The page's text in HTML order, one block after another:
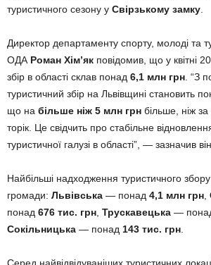
туристичного сезону у Свірзькому замку
Директор департаменту спорту, молоді та
ОДА Роман Хім’як повідомив, що у квітні
збір в області склав понад 6,1 млн грн . “З
туристичний збір на Львівщині становить
що на більше ніж 5 млн грн більше, ніж за
торік. Це свідчить про стабільне
туристичної галузі в області”, — зазначив він.
Найбільші надходження туристичного
громади: Львівська — понад 4,1 млн грн
понад 676 тис. грн Трускавецька —
Сокільницька — понад 143 тис. грн